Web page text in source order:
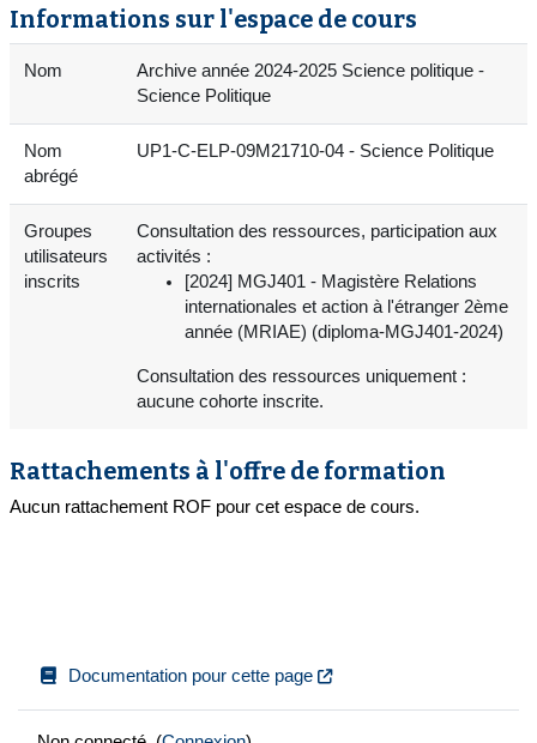
Informations sur l'espace de cours
Nom
Archive année 2024-2025 Science politique -
Science Politique
Nom
abrégé
UP1-C-ELP-09M21710-04 - Science Politique
Groupes
utilisateurs
inscrits
Consultation des ressources, participation aux
activités :
[2024] MGJ401 - Magistère Relations
internationales et action à l'étranger 2ème
année (MRIAE) (diploma-MGJ401-2024)
Consultation des ressources uniquement :
aucune cohorte inscrite.
Rattachements à l'offre de formation
Aucun rattachement ROF pour cet espace de cours.
Documentation pour cette page